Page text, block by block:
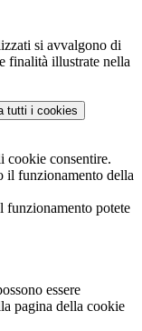
si avvalgono di
finalità illustrate nella
tutti i cookies
cookie consentire.
il funzionamento della
funzionamento potete
essere
pagina della cookie